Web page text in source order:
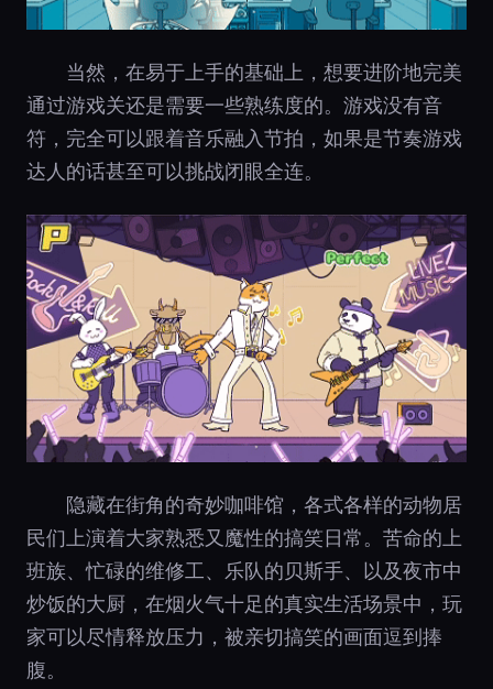
当然，在易于上手的基础上，想要进阶地完美
通过游戏关还是需要一些熟练度的。游戏没有音
符，完全可以跟着音乐融入节拍，如果是节奏游戏
达人的话甚至可以挑战闭眼全连。
隐藏在街角的奇妙咖啡馆，各式各样的动物居
民们上演着大家熟悉又魔性的搞笑日常。苦命的上
班族、忙碌的维修工、乐队的贝斯手、以及夜市中
炒饭的大厨，在烟火气十足的真实生活场景中，玩
家可以尽情释放压力，被亲切搞笑的画面逗到捧
腹。